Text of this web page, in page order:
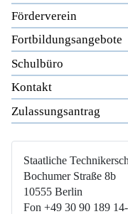
Förderverein
Fortbildungsangebote
Schulbüro
Kontakt
Zulassungsantrag
Staatliche
Bochumer Straße 8b
10555 Berlin
Fon +49 30 90 189